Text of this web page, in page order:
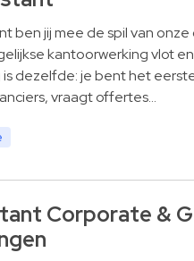
ben jij mee de spil van
kantoorwerking vlot
dezelfde: je bent het
vraagt offertes…
Corporate &